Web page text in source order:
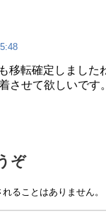
移転確定しました
させて欲しいです。
ぞ
ることはありません。